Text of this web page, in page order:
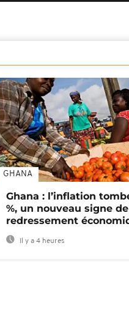
GHANA
Ghana : l’inflation
%, un nouveau signe de
redressement
Il y a 4 heures